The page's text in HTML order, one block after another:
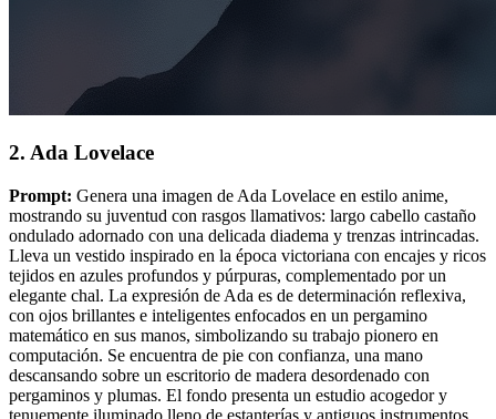
2. Ada Lovelace
Prompt: Genera una imagen de Ada Lovelace en estilo anime,
mostrando su juventud con rasgos llamativos: largo cabello castaño
ondulado adornado con una delicada diadema y trenzas intrincadas.
Lleva un vestido inspirado en la época victoriana con encajes y ricos
tejidos en azules profundos y púrpuras, complementado por un
elegante chal. La expresión de Ada es de determinación reflexiva,
con ojos brillantes e inteligentes enfocados en un pergamino
matemático en sus manos, simbolizando su trabajo pionero en
computación. Se encuentra de pie con confianza, una mano
descansando sobre un escritorio de madera desordenado con
pergaminos y plumas. El fondo presenta un estudio acogedor y
tenuemente iluminado lleno de estanterías y antiguos instrumentos